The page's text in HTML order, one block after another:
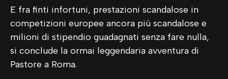
E fra finti infortuni, prestazioni scandalose in
competizioni europee ancora più scandalose e
milioni di stipendio guadagnati senza fare nulla,
si conclude la ormai leggendaria avventura di
Pastore a Roma.